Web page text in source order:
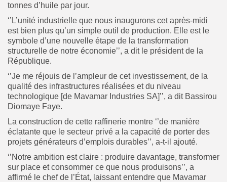
tonnes d’huile par jour.
‘’L’unité industrielle que nous inaugurons cet après-midi
est bien plus qu’un simple outil de production. Elle est le
symbole d’une nouvelle étape de la transformation
structurelle de notre économie’’, a dit le président de la
République.
‘’Je me réjouis de l’ampleur de cet investissement, de la
qualité des infrastructures réalisées et du niveau
technologique [de Mavamar Industries SA]’’, a dit Bassirou
Diomaye Faye.
La construction de cette raffinerie montre ‘’de manière
éclatante que le secteur privé a la capacité de porter des
projets générateurs d’emplois durables’’, a-t-il ajouté.
‘’Notre ambition est claire : produire davantage, transformer
sur place et consommer ce que nous produisons’’, a
affirmé le chef de l’État, laissant entendre que Mavamar